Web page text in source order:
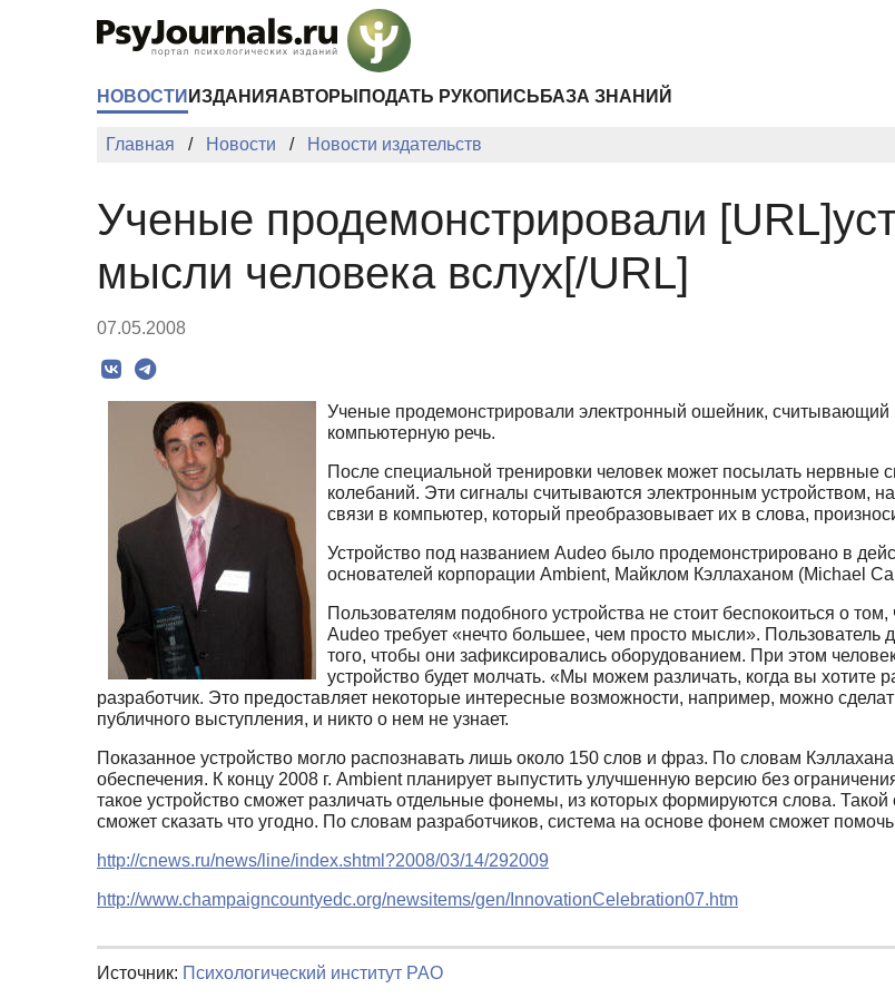
НОВОСТИ ИЗДАНИЯ АВТОРЫ ПОДАТЬ РУКОПИСЬ БАЗА ЗНАНИЙ
Главная Новости Новости издательств
Ученые продемонстрировали
мысли человека вслух[/URL]
07.05.2008
Ученые продемонстрировали электронный ошейник,
компьютерную речь.
После специальной тренировки человек может посылать нервные
колебаний. Эти сигналы считываются электронным устройством,
связи в компьютер, который преобразовывает их в слова,
Устройство под названием Audeo было продемонстрировано в
основателей корпорации Ambient, Майклом Кэллаханом (Michael
Пользователям подобного устройства не стоит беспокоиться о
Audeo требует «нечто большее, чем просто мысли».
того, чтобы они зафиксировались оборудованием. При этом
устройство будет молчать. «Мы можем различать, когда вы хотите
разработчик. Это предоставляет некоторые интересные возможности, например, можно
публичного выступления, и никто о нем не узнает.
Показанное устройство могло распознавать лишь около 150 слов и фраз. По словам
обеспечения. К концу 2008 г. Ambient планирует выпустить улучшенную версию без
такое устройство сможет различать отдельные фонемы, из которых формируются слова. Такой
сможет сказать что угодно. По словам разработчиков, система на основе фонем сможет
http://cnews.ru/news/line/index.shtml?2008/03/14/292009
http://www.champaigncountyedc.org/newsitems/gen/InnovationCelebration07.htm
Источник: Психологический институт РАО